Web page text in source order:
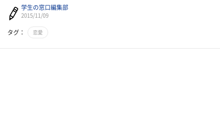
学生の窓口編集部
2015/11/09
タグ： 恋愛